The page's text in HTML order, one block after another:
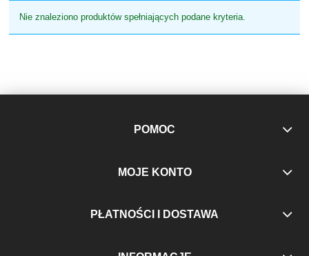
Nie znaleziono produktów spełniających podane kryteria.
POMOC
MOJE KONTO
PŁATNOŚCI I DOSTAWA